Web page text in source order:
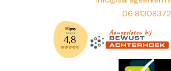
06 81308372